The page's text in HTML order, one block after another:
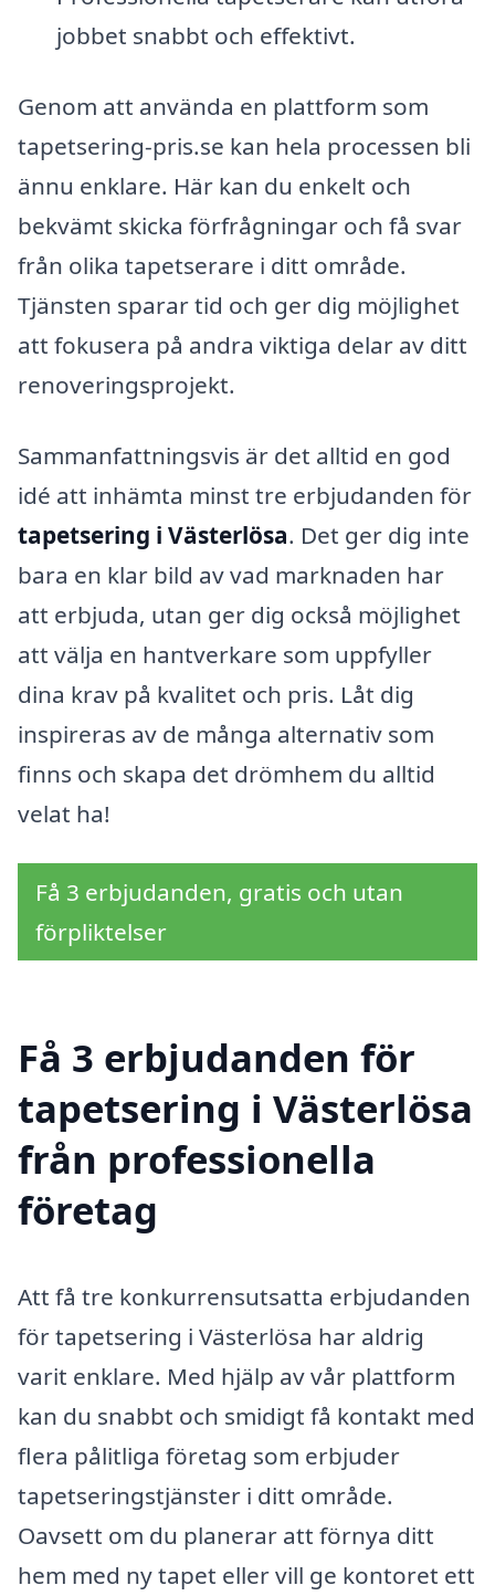
jobbet snabbt och effektivt.
Genom att använda en plattform som
tapetsering-pris.se kan hela processen bli
ännu enklare. Här kan du enkelt och
bekvämt skicka förfrågningar och få svar
från olika tapetserare i ditt område.
Tjänsten sparar tid och ger dig möjlighet
att fokusera på andra viktiga delar av ditt
renoveringsprojekt.
Sammanfattningsvis är det alltid en god
idé att inhämta minst tre erbjudanden för
tapetsering i Västerlösa. Det ger dig inte
bara en klar bild av vad marknaden har
att erbjuda, utan ger dig också möjlighet
att välja en hantverkare som uppfyller
dina krav på kvalitet och pris. Låt dig
inspireras av de många alternativ som
finns och skapa det drömhem du alltid
velat ha!
Få 3 erbjudanden, gratis och utan
förpliktelser
Få 3 erbjudanden för
tapetsering i Västerlösa
från professionella
företag
Att få tre konkurrensutsatta erbjudanden
för tapetsering i Västerlösa har aldrig
varit enklare. Med hjälp av vår plattform
kan du snabbt och smidigt få kontakt med
flera pålitliga företag som erbjuder
tapetseringstjänster i ditt område.
Oavsett om du planerar att förnya ditt
hem med ny tapet eller vill ge kontoret ett